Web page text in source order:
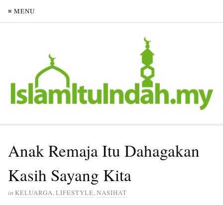
≡ MENU
Anak Remaja Itu Dahagakan
Kasih Sayang Kita
in KELUARGA,LIFESTYLE,NASIHAT